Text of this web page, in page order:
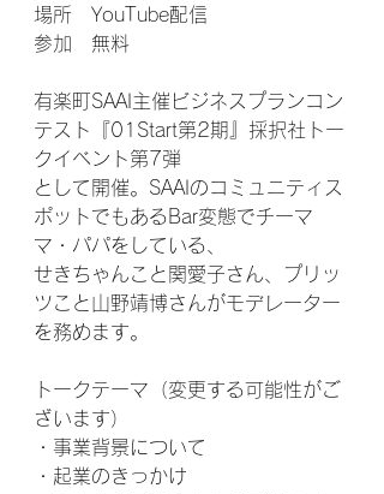
場所　YouTube配信
参加　無料
有楽町SAAI主催ビジネスプランコン
テスト『01Start第2期』採択社トー
クイベント第7弾
として開催。SAAIのコミュニティス
ポットでもあるBar変態でチーマ
マ・パパをしている、
せきちゃんこと関愛子さん、プリッ
ツこと山野靖博さんがモデレーター
を務めます。
トークテーマ（変更する可能性がご
ざいます）
・事業背景について
・起業のきっかけ